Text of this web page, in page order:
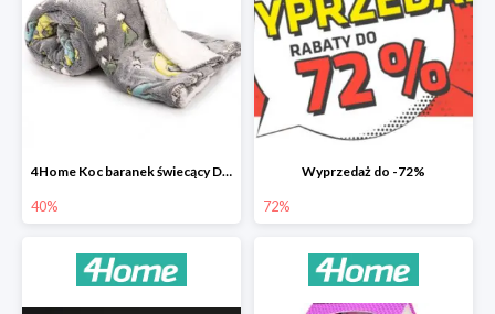
4Home Koc baranek świecący Dino
40%
Wyprzedaż do -72%
72%